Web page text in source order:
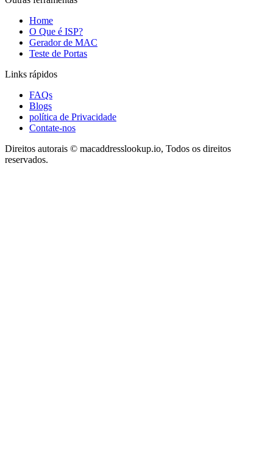
Home
O Que é ISP?
Gerador de MAC
Teste de Portas
Links rápidos
FAQs
Blogs
política de Privacidade
Contate-nos
Direitos autorais © macaddresslookup.io, Todos os direitos
reservados.